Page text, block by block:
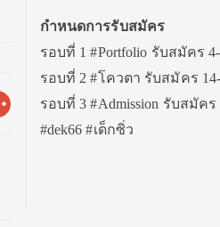
กำหนดการรับสมัคร
รอบที่ 1 #Portfolio รับสมัคร
รอบที่ 2 #โควตา รับสมัคร
รอบที่ 3 #Admission รับสมัค
#dek66 #เด็กซิ่ว